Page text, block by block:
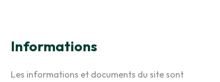
Informations
Les informations et documents du site sont